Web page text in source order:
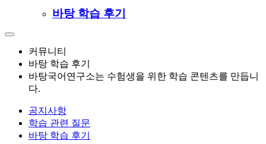
바탕 학습 후기
커뮤니티
바탕 학습 후기
바탕국어연구소는 수험생을 위한 학습 콘텐츠를 만듭니
다.
공지사항
학습 관련 질문
바탕 학습 후기